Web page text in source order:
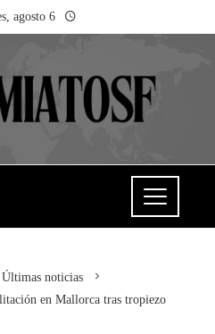
agosto 6
Últimas noticias
en Mallorca tras tropiezo